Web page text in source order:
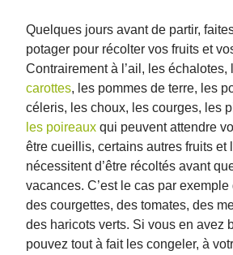
Quelques jours avant de partir,
potager pour récolter vos fruits et
Contrairement à l’ail, les
carottes, les pommes de terre, les
céleris, les choux, les courges, les
les poireaux qui peuvent attendre
être cueillis, certains autres fruits et
nécessitent d’être récoltés avant
vacances. C’est le cas par
des courgettes, des tomates, des
des haricots verts. Si vous en avez
pouvez tout à fait les congeler, à